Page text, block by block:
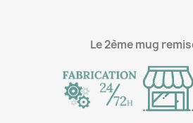
Le 2ème mug